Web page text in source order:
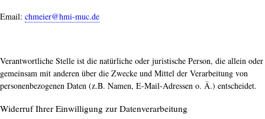
Email: chmeier@hmi-muc.de
Verantwortliche Stelle ist die natürliche oder juristische Person, die allein oder
gemeinsam mit anderen über die Zwecke und Mittel der Verarbeitung von
personenbezogenen Daten (z.B. Namen, E-Mail-Adressen o. Ä.) entscheidet.
Widerruf Ihrer Einwilligung zur Datenverarbeitung